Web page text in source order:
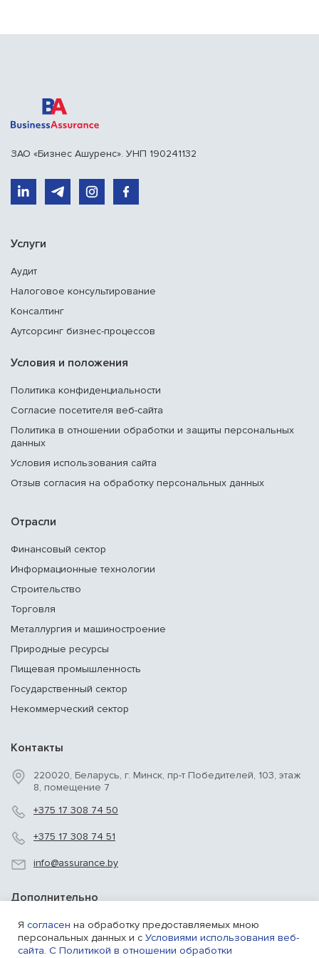
ЗАО «Бизнес Ашуренс». УНП 190241132
Услуги
Аудит
Налоговое консультирование
Консалтинг
Аутсорсинг бизнес-процессов
Условия и положения
Политика конфиденциальности
Согласие посетителя веб-сайта
Политика в отношении обработки и защиты персональных
данных
Условия использования сайта
Отзыв согласия на обработку персональных данных
Отрасли
Финансовый сектор
Информационные технологии
Строительство
Торговля
Металлургия и машиностроение
Природные ресурсы
Пищевая промышленность
Государственный сектор
Некоммерческий сектор
Контакты
220020, Беларусь, г. Минск, пр-т Победителей, 103, этаж
8, помещение 7
+375 17 308 74 50
+375 17 308 74 51
info@assurance.by
Дополнительно
Карта сайта
Я согласен на обработку предоставляемых мною
персональных данных и c Условиями использования веб-
сайта. С Политикой в отношении обработки